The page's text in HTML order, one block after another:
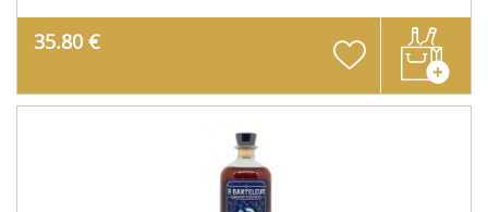
35.80 €